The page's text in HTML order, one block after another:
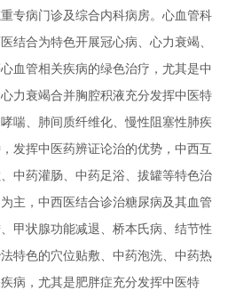
专病门诊及综合内科病房。心血管科
结合为特色开展冠心病、心力衰竭、
血管相关疾病的绿色治疗，尤其是中
力衰竭合并胸腔积液充分发挥中医特
喘、肺间质纤维化、慢性阻塞性肺疾
发挥中医药辨证论治的优势，中西互
中药灌肠、中药足浴、拔罐等特色治
主，中西医结合诊治糖尿病及其血管
甲状腺功能减退、桥本氏病、结节性
特色的穴位贴敷、中药泡洗、中药热
病，尤其是肥胖症充分发挥中医特